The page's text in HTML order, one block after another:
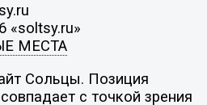
«soltsy.ru»
МЕСТА
Сольцы. Позиция
с точкой зрения